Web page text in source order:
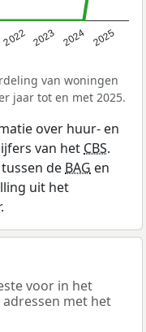
2022 2023 2024 2025
van woningen
jaar tot en met 2025.
over huur- en
van het CBS.
de BAG en
uit het
voor in het
adressen met het